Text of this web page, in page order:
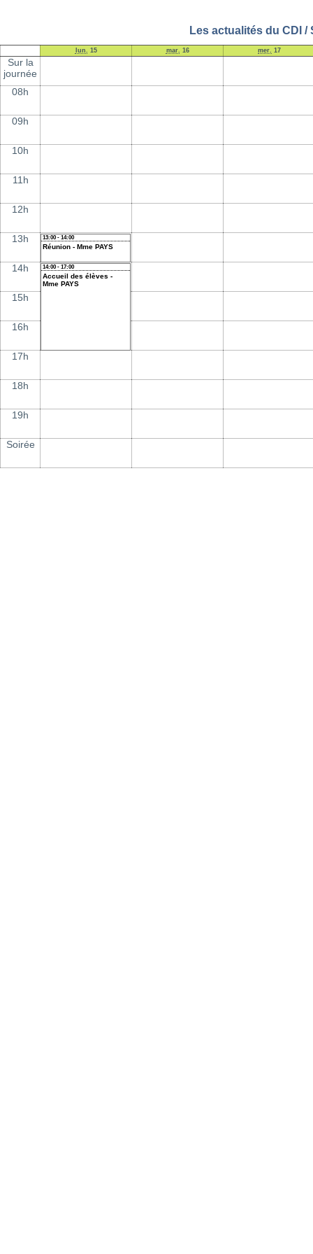
Les actualités du CDI /
13:00 - 14:00
Réunion - Mme PAYS
14:00 - 17:00
Accueil des élèves -
Mme PAYS
lun. 15 mar. 16 mer. 17
Sur la
journée
08h
09h
10h
11h
12h
13h
14h
15h
16h
17h
18h
19h
Soirée